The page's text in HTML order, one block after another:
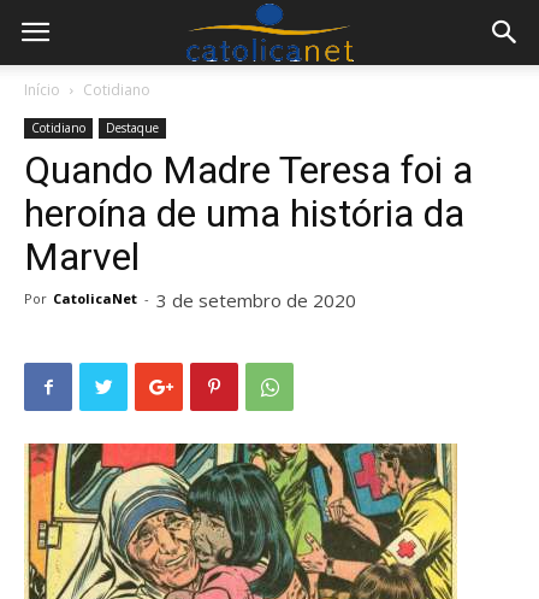
Início Cotidiano
Cotidiano Destaque
Quando Madre Teresa foi a
heroína de uma história da
Marvel
Por CatolicaNet - 3 de setembro de 2020